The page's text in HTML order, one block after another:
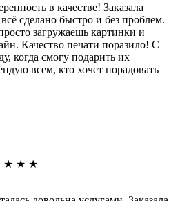
в качестве! Заказала
сделано быстро и без проблем.
загружаешь картинки и
Качество печати поразило! С
когда смогу подарить их
всем, кто хочет порадовать
★ ★ ★